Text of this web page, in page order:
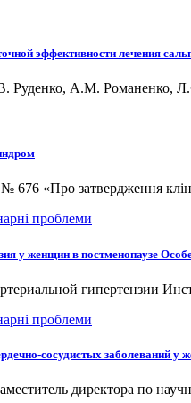
эффективности лечения
Руденко, А.М. Романенко,
«Про затвердження
проблеми
у женщин в постменопаузе
гипертензии
проблеми
сосудистых заболеваний
директора по